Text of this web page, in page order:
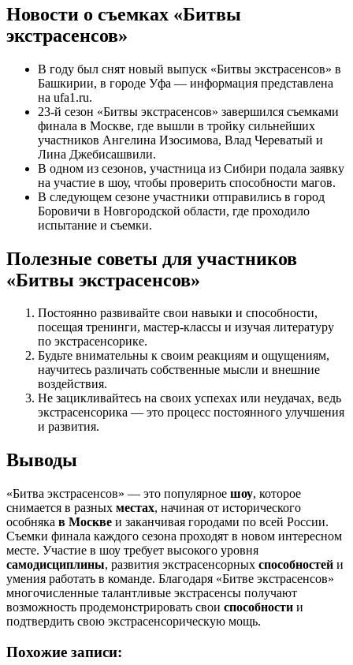
Новости о съемках «Битвы
экстрасенсов»
В году был снят новый выпуск «Битвы экстрасенсов» в
Башкирии, в городе Уфа — информация представлена
на ufa1.ru.
23-й сезон «Битвы экстрасенсов» завершился съемками
финала в Москве, где вышли в тройку сильнейших
участников Ангелина Изосимова, Влад Череватый и
Лина Джебисашвили.
В одном из сезонов, участница из Сибири подала заявку
на участие в шоу, чтобы проверить способности магов.
В следующем сезоне участники отправились в город
Боровичи в Новгородской области, где проходило
испытание и съемки.
Полезные советы для участников
«Битвы экстрасенсов»
Постоянно развивайте свои навыки и способности,
посещая тренинги, мастер-классы и изучая литературу
по экстрасенсорике.
Будьте внимательны к своим реакциям и ощущениям,
научитесь различать собственные мысли и внешние
воздействия.
Не зацикливайтесь на своих успехах или неудачах, ведь
экстрасенсорика — это процесс постоянного улучшения
и развития.
Выводы
«Битва экстрасенсов» — это популярное шоу, которое
снимается в разных местах, начиная от исторического
особняка в Москве и заканчивая городами по всей России.
Съемки финала каждого сезона проходят в новом интересном
месте. Участие в шоу требует высокого уровня
самодисциплины, развития экстрасенсорных способностей и
умения работать в команде. Благодаря «Битве экстрасенсов»
многочисленные талантливые экстрасенсы получают
возможность продемонстрировать свои способности и
подтвердить свою экстрасенсорическую мощь.
Похожие записи: